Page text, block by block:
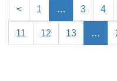
< 1 … 3 4
11 12 13 …